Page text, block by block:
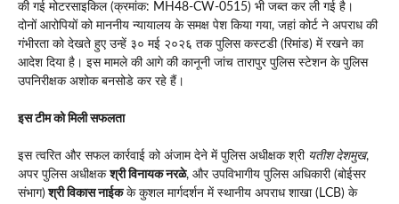
की गई मोटरसाइकिल (क्रमांक: MH48-CW-0515) भी जब्त कर ली गई है।
दोनों आरोपियों को माननीय न्यायालय के समक्ष पेश किया गया, जहां कोर्ट ने अपराध की
गंभीरता को देखते हुए उन्हें ३० मई २०२६ तक पुलिस कस्टडी (रिमांड) में रखने का
आदेश दिया है। इस मामले की आगे की कानूनी जांच तारापुर पुलिस स्टेशन के पुलिस
उपनिरीक्षक अशोक बनसोडे कर रहे हैं।
इस टीम को मिली सफलता
इस त्वरित और सफल कार्रवाई को अंजाम देने में पुलिस अधीक्षक श्री यतीश देशमुख,
अपर पुलिस अधीक्षकश्री विनायक नरळे, और उपविभागीय पुलिस अधिकारी (बोईसर
संभाग) श्री विकास नाईकके कुशल मार्गदर्शन में स्थानीय अपराध शाखा (LCB) के